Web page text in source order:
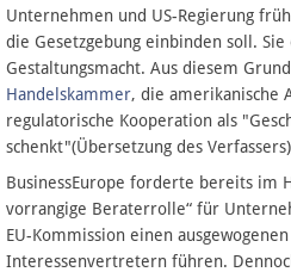
Unternehmen und US-Regierung
die Gesetzgebung einbinden soll.
Gestaltungsmacht. Aus diesem
Handelskammer, die amerikanische
regulatorische Kooperation als
schenkt"(Übersetzung des
BusinessEurope forderte bereits im
vorrangige Beraterrolle“ für
EU-Kommission einen
Interessenvertretern führen.